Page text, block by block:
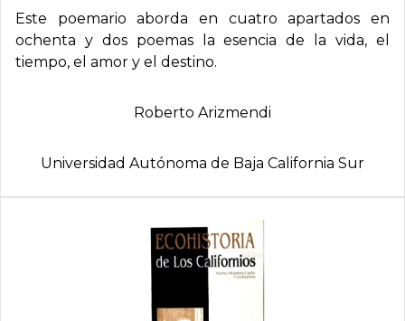
Este poemario aborda en cuatro apartados en
ochenta y dos poemas la esencia de la vida, el
tiempo, el amor y el destino.
Roberto Arizmendi
Universidad Autónoma de Baja California Sur